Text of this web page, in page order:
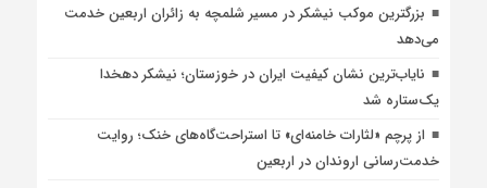
بزرگترین موکب نیشکر در مسیر شلمچه به زائران اربعین خدمت
می‌دهد
نایاب‌ترین نشان کیفیت ایران در خوزستان؛ نیشکر دهخدا
یک‌ستاره شد
از پرچم «لثارات خامنه‌ای» تا استراحت‌گاه‌های خنک؛ روایت
خدمت‌رسانی اروندان در اربعین